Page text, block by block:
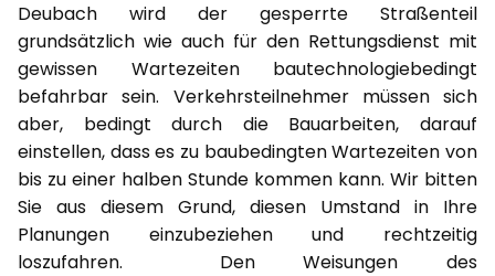
Deubach wird der gesperrte Straßenteil
grundsätzlich wie auch für den Rettungsdienst mit
gewissen Wartezeiten bautechnologiebedingt
befahrbar sein. Verkehrsteilnehmer müssen sich
aber, bedingt durch die Bauarbeiten, darauf
einstellen, dass es zu baubedingten Wartezeiten von
bis zu einer halben Stunde kommen kann. Wir bitten
Sie aus diesem Grund, diesen Umstand in Ihre
Planungen einzubeziehen und rechtzeitig
loszufahren. Den Weisungen des